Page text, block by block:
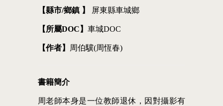
【縣市/鄉鎮 】 屏東縣車城鄉
【所屬DOC】 車城DOC
【作者】 周伯驥(周恆春)
書籍簡介
周老師本身是一位教師退休，因對攝影有